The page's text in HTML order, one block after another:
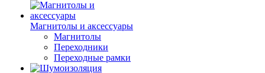
Магнитолы и аксессуары
Магнитолы
Переходники
Переходные рамки